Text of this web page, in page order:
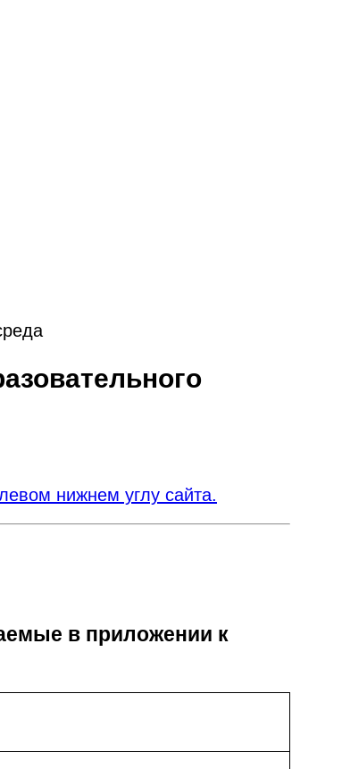
нижнем углу сайта.
в приложении к